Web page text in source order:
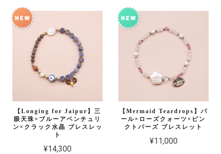
【Longing for Jaipur】三
眼天珠×ブルーアベンチュリ
ン×クラック水晶 ブレスレッ
ト
¥14,300
【Mermaid Teardrops】パ
ール×ローズクォーツ×ピン
クトパーズ ブレスレット
¥11,000